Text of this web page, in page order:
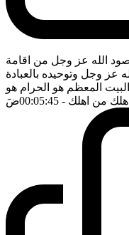
الله عز وجل من اقامة
عز وجل وتوحيده بالعبادة
المعظم هو الحرام هو
اهلك من اهلك - 00:05:45 ضَ